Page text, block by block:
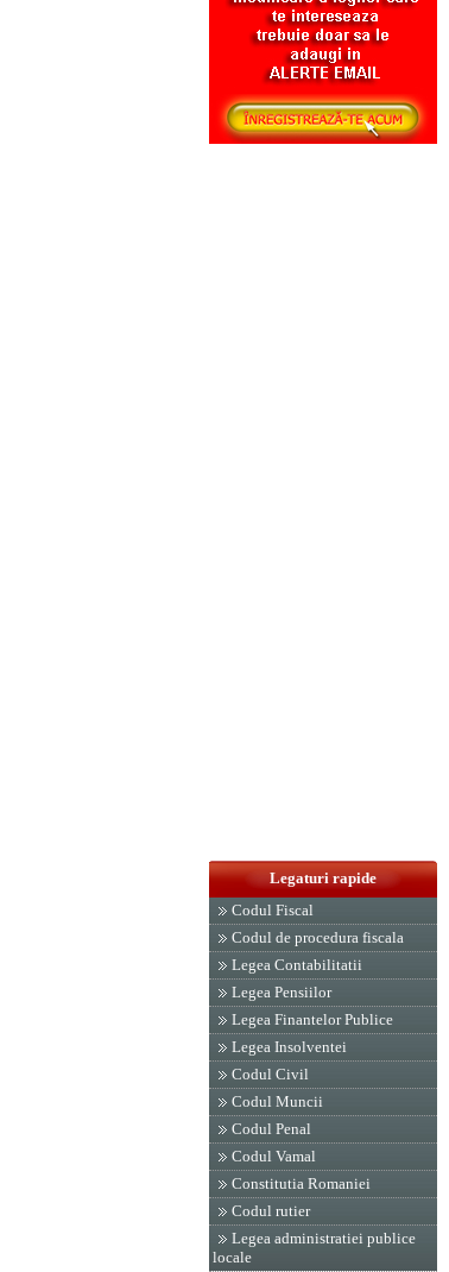
Legaturi rapide
Codul Fiscal
Codul de procedura fiscala
Legea Contabilitatii
Legea Pensiilor
Legea Finantelor Publice
Legea Insolventei
Codul Civil
Codul Muncii
Codul Penal
Codul Vamal
Constitutia Romaniei
Codul rutier
Legea administratiei publice
locale